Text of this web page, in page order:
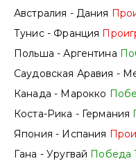
Австралия - Дания
Тунис - Франция
Польша - Аргентина
Саудовская Аравия -
Канада - Марокко
Коста-Рика - Германия
Япония - Испания
Гана - Уругвай Победа